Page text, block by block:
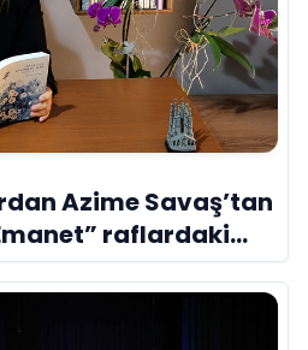
Azime Savaş’tan
raflardaki